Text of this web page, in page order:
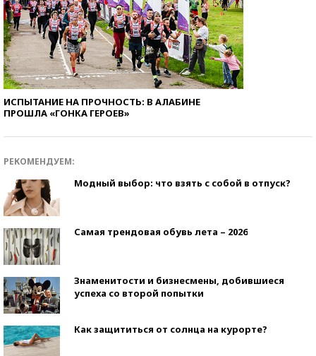
ИСПЫТАНИЕ НА ПРОЧНОСТЬ: В АЛАБИНЕ
ПРОШЛА «ГОНКА ГЕРОЕВ»
РЕКОМЕНДУЕМ:
Модный выбор: что взять с собой в отпуск?
Самая трендовая обувь лета – 2026
Знаменитости и бизнесмены, добившиеся
успеха со второй попытки
Как защититься от солнца на курорте?